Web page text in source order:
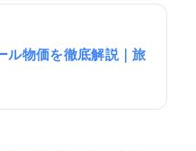
ル物価を徹底解説｜旅